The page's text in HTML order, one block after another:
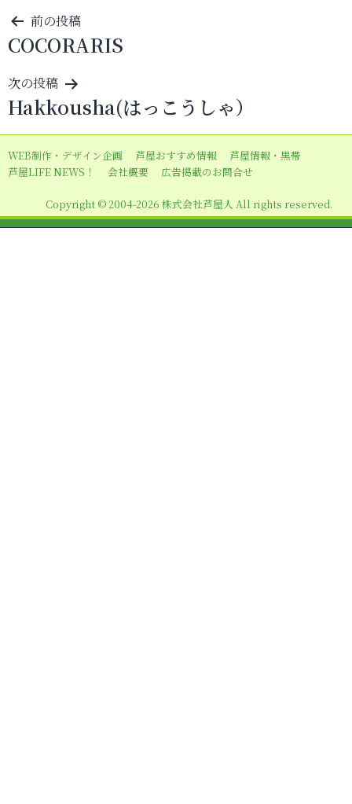
投
稿
ナ
ビ
ゲ
ー
シ
ン
前の投稿
COCORARIS
次の投稿
Hakkousha(はっこうしゃ）
WEB制作・デザイン企画 芦屋おすすめ情報
芦屋情報・黒帯
芦屋LIFE NEWS！
会社概要 広告掲載のお問合せ
Copyright © 2004-2026 株式会社芦屋人 All rights reserved.